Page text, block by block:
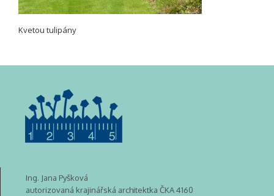
Kvetou tulipány
Ing. Jana Pyšková
autorizovaná krajinářská architektka ČKA 4160